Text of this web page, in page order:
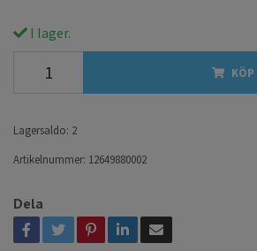
I lager.
KÖP
Lagersaldo: 2
Artikelnummer: 12649880002
Dela